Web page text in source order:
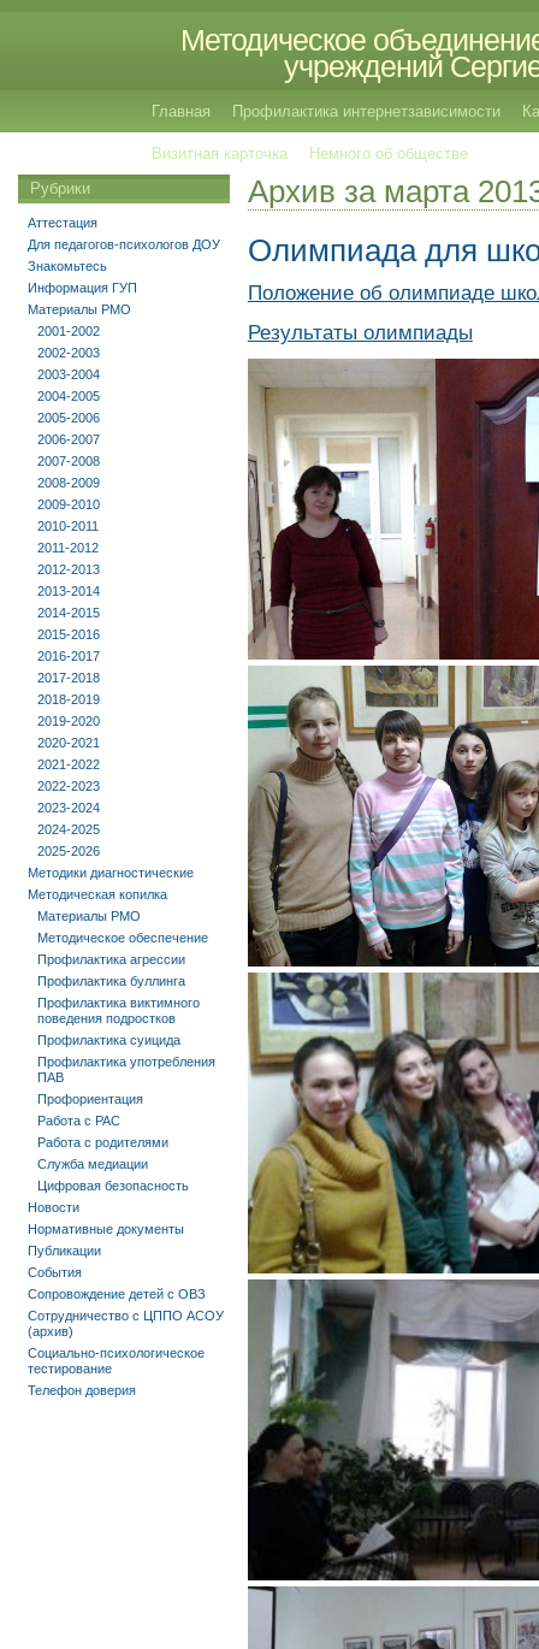
Методическое
учреждений
Главная Профилактика интернетзависимости
Визитная карточка Немного об обществе
Архив за марта
Олимпиада для
Положение об олимпиаде
Результаты олимпиады
Рубрики
Аттестация
Для педагогов-психологов ДОУ
Знакомьтесь
Информация ГУП
Материалы РМО
2001-2002
2002-2003
2003-2004
2004-2005
2005-2006
2006-2007
2007-2008
2008-2009
2009-2010
2010-2011
2011-2012
2012-2013
2013-2014
2014-2015
2015-2016
2016-2017
2017-2018
2018-2019
2019-2020
2020-2021
2021-2022
2022-2023
2023-2024
2024-2025
2025-2026
Методики диагностические
Методическая копилка
Материалы РМО
Методическое обеспечение
Профилактика агрессии
Профилактика буллинга
Профилактика виктимного
поведения подростков
Профилактика суицида
Профилактика употребления
ПАВ
Профориентация
Работа с РАС
Работа с родителями
Служба медиации
Цифровая безопасность
Новости
Нормативные документы
Публикации
События
Сопровождение детей с ОВЗ
Сотрудничество с ЦППО АСОУ
(архив)
Социально-психологическое
тестирование
Телефон доверия